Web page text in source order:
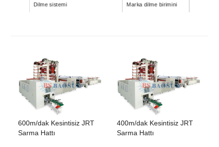
Dilme sistemi Marka dilme birimini
600m/dak Kesintisiz JRT
Sarma Hattı
400m/dak Kesintisiz JRT
Sarma Hattı